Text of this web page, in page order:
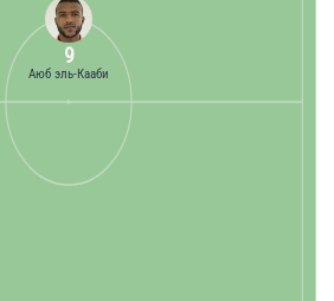
9
Аюб эль-Кааби